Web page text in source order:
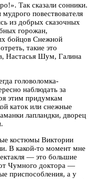
Так сказали сонники.
повествователя
из добрых сказочных
горожан,
бойцов Снежной
такие это
Настасья Шум, Галина
головоломка-
наблюдать за
этим придумкам
каток или снежные
лапландки, дворец
костюмы Виктории
В какой-то момент мне
— это большие
Чумного доктора —
приспособления, а у